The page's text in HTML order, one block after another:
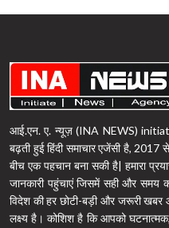
आई.एन. ए. न्यूज़ (INA NEWS)
बढ़ती हुई हिंदी समाचार एजेंसी है,
बीच एक पहचान बना सकी है| हमारा
जानकारी पहुंचाएं जिसमें सही और
विदेश की हर छोटी-बड़ी और जरूरी
लक्ष्य है। कोशिश है कि आपको घटनात्मक,